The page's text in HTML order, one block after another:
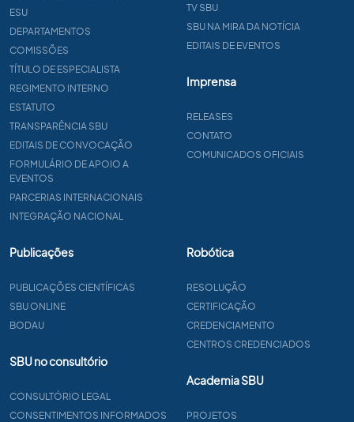
ESU
DEPARTAMENTOS
COMISSÕES
TÍTULO DE ESPECIALISTA
REGIMENTO INTERNO
ESTATUTO
TRANSPARÊNCIA SBU
EDITAIS DE CONVOCAÇÃO
FORMULÁRIO DE APOIO A
EVENTOS
PARCERIAS INTERNACIONAIS
INTEGRAÇÃO NACIONAL
TV SBU
SBU NA MIRA DA NOTÍCIA
EDITAIS DE EVENTOS
Imprensa
RELEASES
CONTATO
COMUNICADOS OFICIAIS
Publicações
PUBLICAÇÕES CIENTÍFICAS
SBU ONLINE
BODAU
SBU no consultório
CONSULTÓRIO LEGAL
CONSENTIMENTOS INFORMADOS
Robótica
RESOLUÇÃO
CERTIFICAÇÃO
CREDENCIAMENTO
CENTROS CREDENCIADOS
Academia SBU
PROJETOS